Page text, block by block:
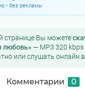
• без рекламы
странице Вы можете
любовь» — MP3 320 kbps
или слушать онлайн
Комментарии 0